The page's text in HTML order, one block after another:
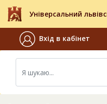
Універсальний
Вхід в кабінет